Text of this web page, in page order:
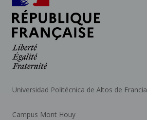
Universidad Politécnica de Altos de Francia
Campus Mont Houy